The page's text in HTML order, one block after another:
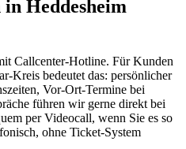
Heddesheim
Callcenter-Hotline. Für Kunden
Kreis bedeutet das: persönlicher
Vor-Ort-Termine bei
führen wir gerne direkt bei
per Videocall, wenn Sie es so
ohne Ticket-System